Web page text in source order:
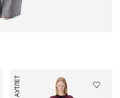
АУТЛЕТ